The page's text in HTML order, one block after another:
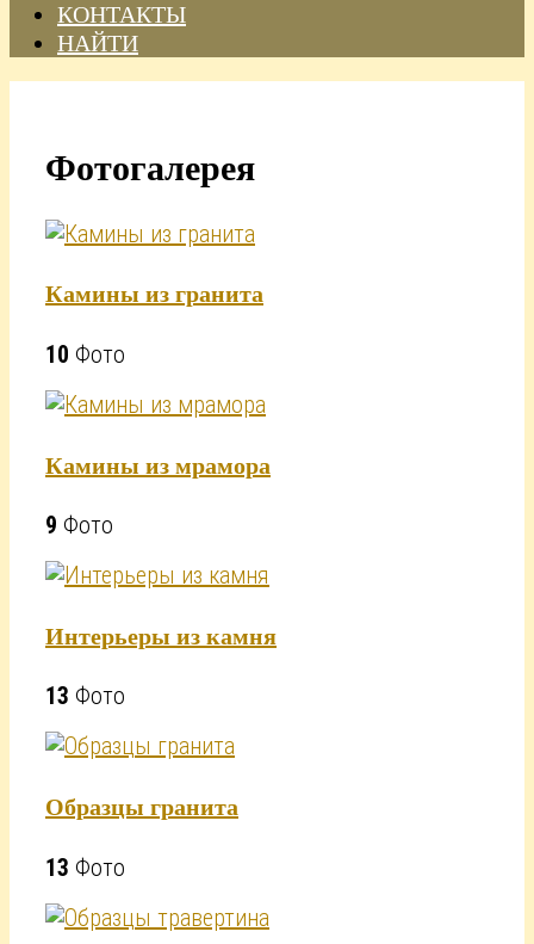
КОНТАКТЫ
НАЙТИ
Фотогалерея
Камины из гранита
10 Фото
Камины из мрамора
9 Фото
Интерьеры из камня
13 Фото
Образцы гранита
13 Фото